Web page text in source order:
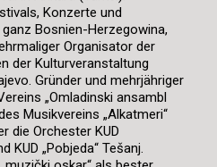
Konzerte und
Bosnien-Herzegowina,
Organisator der
der Kulturveranstaltung
Gründer und mehrjähriger
„Omladinski ansambl
Musikvereins „Alkatmeri“
die Orchester KUD
KUD „Pobjeda“ Tešanj.